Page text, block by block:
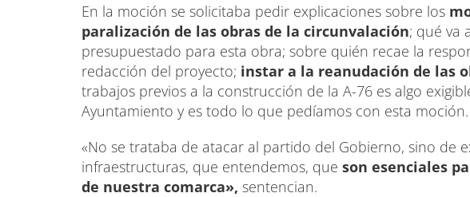
En la moción se solicitaba pedir explicaciones sobre los
paralización de las obras de la circunvalación; qué va
presupuestado para esta obra; sobre quién recae la
redacción del proyecto; instar a la reanudación de las
trabajos previos a la construcción de la A-76 es algo
Ayuntamiento y es todo lo que pedíamos con esta moción.
«No se trataba de atacar al partido del Gobierno, sino de
infraestructuras, que entendemos, que son esenciales
de nuestra comarca», sentencian.